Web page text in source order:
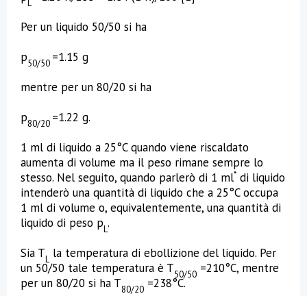
L
Per un liquido 50/50 si ha
p50/50 =1.15 g
mentre per un 80/20 si ha
p80/20 =1.22 g.
1 ml di liquido a 25°C quando viene riscaldato
aumenta di volume ma il peso rimane sempre lo
stesso. Nel seguito, quando parlerò di 1 ml* di liquido
intenderò una quantità di liquido che a 25°C occupa
1 ml di volume o, equivalentemente, una quantità di
liquido di peso pL.
Sia TL la temperatura di ebollizione del liquido. Per
un 50/50 tale temperatura è T50/50 =210°C, mentre
per un 80/20 si ha T80/20 =238°C.